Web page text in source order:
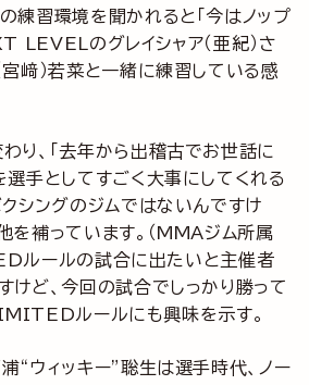
練習環境を聞かれると「今はノップ
LEVELのグレイシャア（亜紀）さ
宮﨑）若菜と一緒に練習している感
り、「去年から出稽古でお世話に
選手としてすごく大事にしてくれる
クシングのジムではないんですけ
を補っています。（MMAジム所属
ルールの試合に出たいと主催者
けど、今回の試合でしっかり勝って
ルールにも興味を示す。
“ウィッキー”聡生は選手時代、ノー